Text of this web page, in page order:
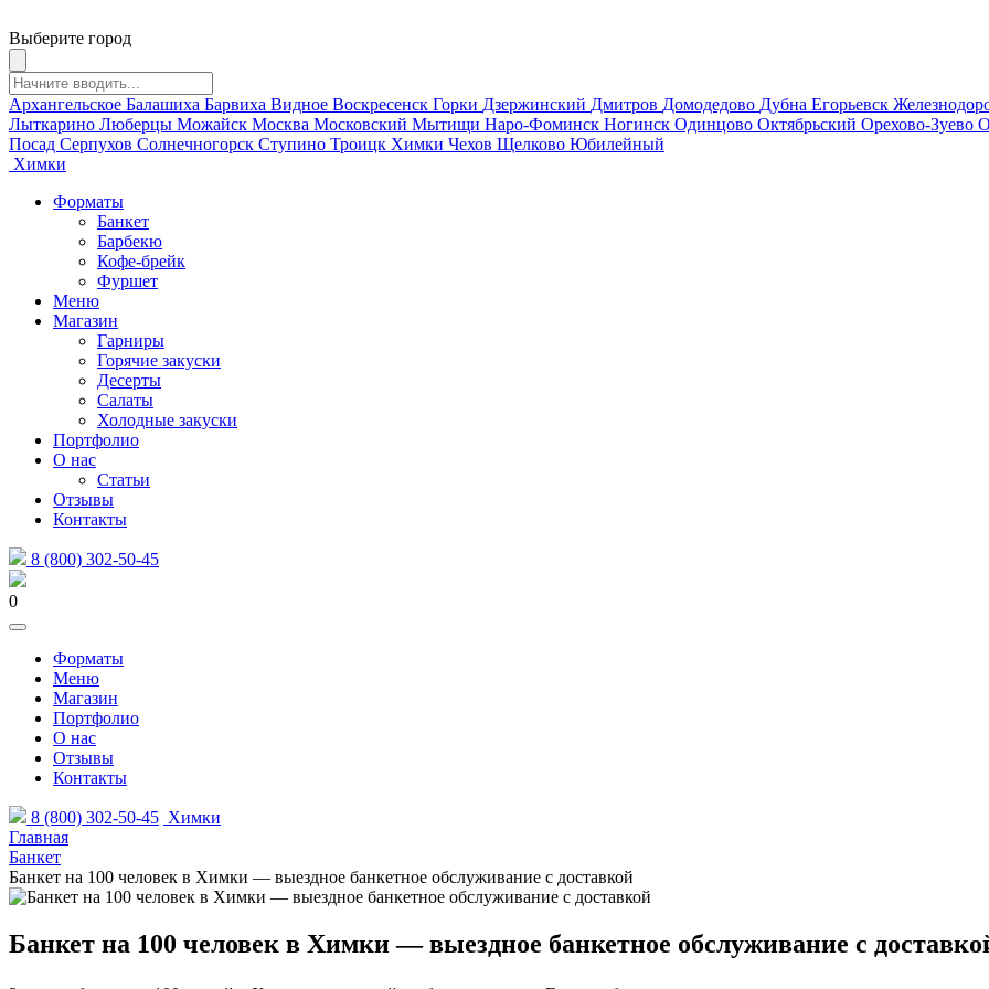
Выберите город
Архангельское Балашиха Барвиха Видное Воскресенск Горки Дзержинский Дмитров Домодедово Дубна Егорьевск
Лыткарино Люберцы Можайск Москва Московский Мытищи Наро-Фоминск Ногинск Одинцово Октябрьский Орехово-Зуево
Посад Серпухов Солнечногорск Ступино Троицк Химки Чехов Щелково Юбилейный
Химки
Форматы
Банкет
Барбекю
Кофе-брейк
Фуршет
Меню
Магазин
Гарниры
Горячие закуски
Десерты
Салаты
Холодные закуски
Портфолио
О нас
Статьи
Отзывы
Контакты
8 (800) 302-50-45
0
Форматы
Меню
Магазин
Портфолио
О нас
Отзывы
Контакты
8 (800) 302-50-45 Химки
Главная
Банкет
Банкет на 100 человек в Химки — выездное банкетное обслуживание с доставкой
Банкет на 100 человек в Химки — выездное банкетное обслуживание с